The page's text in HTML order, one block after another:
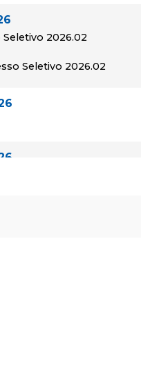
2026.02
Seletivo 2026.02